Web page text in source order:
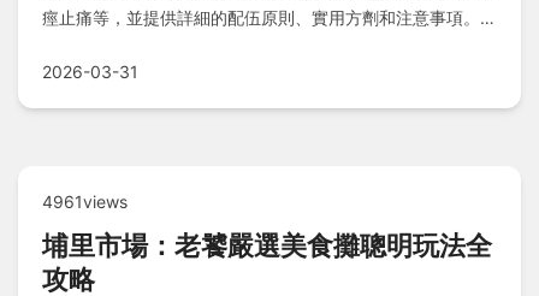
痙止痛等，並提供詳細的配伍原則、實用方劑和注意事項。無
效地使用這味傳統中藥，解決頭痛、失眠等常見問題。
2026-03-31
4961views
埔里市場：老饕嚴選美食攤聰明玩法全
攻略